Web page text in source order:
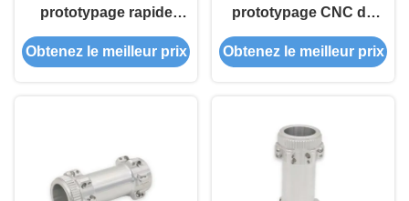
prototypage rapide
CNC avancés
Obtenez le meilleur prix
prototypage CNC de
précision XFH Parties
métalliques sur mesure
Obtenez le meilleur prix